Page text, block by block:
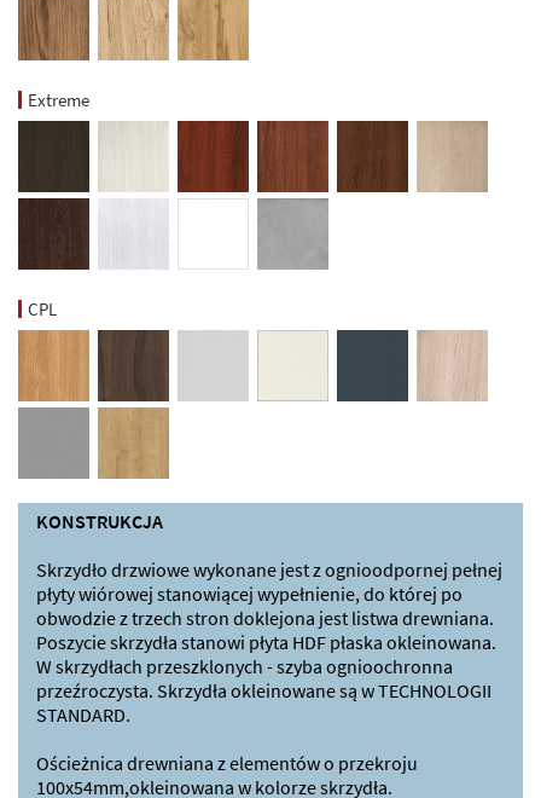
Extreme
CPL
KONSTRUKCJA
Skrzydło drzwiowe wykonane jest z ognioodpornej pełnej
płyty wiórowej stanowiącej wypełnienie, do której po
obwodzie z trzech stron doklejona jest listwa drewniana.
Poszycie skrzydła stanowi płyta HDF płaska okleinowana.
W skrzydłach przeszklonych - szyba ognioochronna
przeźroczysta. Skrzydła okleinowane są w TECHNOLOGII
STANDARD.
Ościeżnica drewniana z elementów o przekroju
100x54mm,okleinowana w kolorze skrzydła.